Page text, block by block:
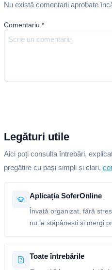
Nu există comentarii aprobate
Comentariu *
Legături utile
Aici poți consulta întrebări,
pregătire cu pași simpli și clari,
Aplicația SoferOnline
Învață organizat, fără
nu le stăpânești și mergi
Toate întrebările